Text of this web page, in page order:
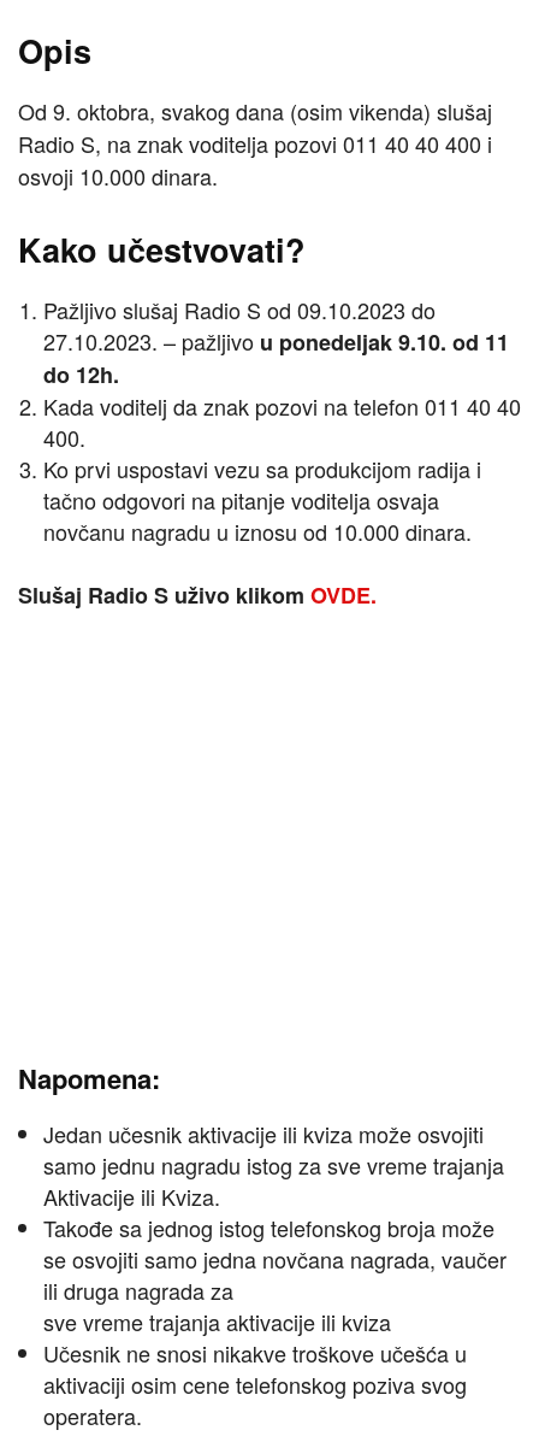
Opis
Od 9. oktobra, svakog dana (osim vikenda) slušaj
Radio S, na znak voditelja pozovi 011 40 40 400 i
osvoji 10.000 dinara.
Kako učestvovati?
Pažljivo slušaj Radio S od 09.10.2023 do
27.10.2023. – pažljivo u ponedeljak 9.10. od 11
do 12h.
Kada voditelj da znak pozovi na telefon 011 40 40
400.
Ko prvi uspostavi vezu sa produkcijom radija i
tačno odgovori na pitanje voditelja osvaja
novčanu nagradu u iznosu od 10.000 dinara.
Slušaj Radio S uživo klikom OVDE.
Napomena:
Jedan učesnik aktivacije ili kviza može osvojiti
samo jednu nagradu istog za sve vreme trajanja
Aktivacije ili Kviza.
Takođe sa jednog istog telefonskog broja može
se osvojiti samo jedna novčana nagrada, vaučer
ili druga nagrada za
sve vreme trajanja aktivacije ili kviza
Učesnik ne snosi nikakve troškove učešća u
aktivaciji osim cene telefonskog poziva svog
operatera.